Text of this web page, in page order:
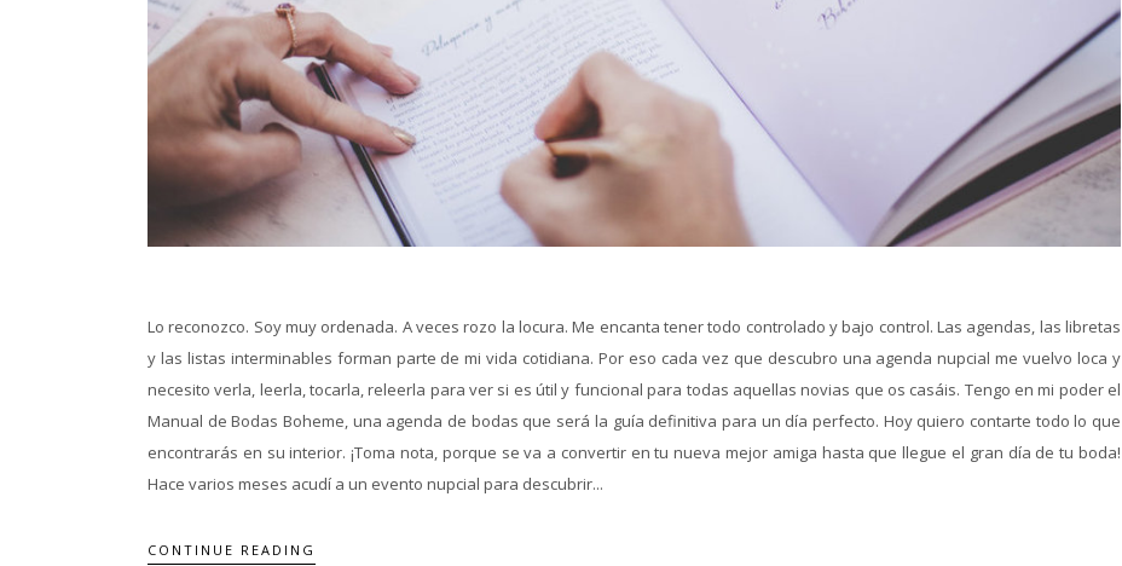
Lo reconozco. Soy muy ordenada. A veces rozo la locura. Me encanta tener todo controlado y bajo control. Las agendas, las libretas
y las listas interminables forman parte de mi vida cotidiana. Por eso cada vez que descubro una agenda nupcial me vuelvo loca y
necesito verla, leerla, tocarla, releerla para ver si es útil y funcional para todas aquellas novias que os casáis. Tengo en mi poder el
Manual de Bodas Boheme, una agenda de bodas que será la guía definitiva para un día perfecto. Hoy quiero contarte todo lo que
encontrarás en su interior. ¡Toma nota, porque se va a convertir en tu nueva mejor amiga hasta que llegue el gran día de tu boda!
Hace varios meses acudí a un evento nupcial para descubrir...
CONTINUE READING